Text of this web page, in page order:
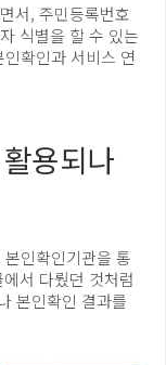
서, 주민등록번호
식별을 할 수 있는
확인과 서비스 연
용되나
인확인기관을 통
서 다뤘던 것처럼
본인확인 결과를